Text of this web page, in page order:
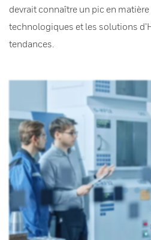
devrait connaître un pic en
technologiques et les solutions
tendances.